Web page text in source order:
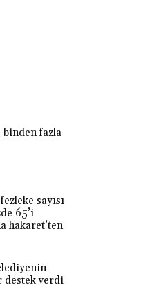
fazla
sayısı
65’i
hakaret’ten
destek verdi